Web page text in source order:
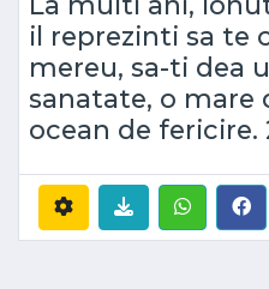
il reprezinti sa te
mereu, sa-ti dea
sanatate, o mare
ocean de fericire.